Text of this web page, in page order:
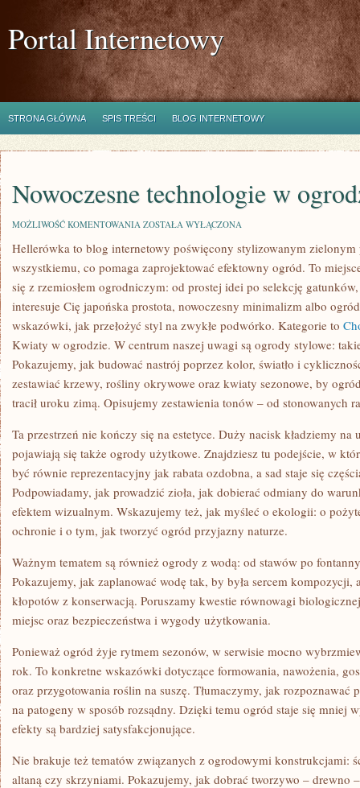
Portal Internetowy
STRONA GŁÓWNA SPIS TREŚCI BLOG INTERNETOWY
Nowoczesne technologie w
MOŻLIWOŚĆ KOMENTOWANIA NOWOCZESNE
W
OGRODZIE
ZOSTAŁA WYŁĄCZONA
Hellerówka to blog internetowy poświęcony stylizowanym zielonym
wszystkiemu, co pomaga zaprojektować efektowny ogród. To
się z rzemiosłem ogrodniczym: od prostej idei po selekcję
interesuje Cię japońska prostota, nowoczesny minimalizm albo
wskazówki, jak przełożyć styl na zwykłe podwórko. Kategorie to
Kwiaty w ogrodzie. W centrum naszej uwagi są ogrody stylowe:
Pokazujemy, jak budować nastrój poprzez kolor, światło i
zestawiać krzewy, rośliny okrywowe oraz kwiaty sezonowe, by
tracił uroku zimą. Opisujemy zestawienia tonów – od stonowanych
Ta przestrzeń nie kończy się na estetyce. Duży nacisk kładziemy
pojawiają się także ogrody użytkowe. Znajdziesz tu podejście, w
być równie reprezentacyjny jak rabata ozdobna, a sad staje się
Podpowiadamy, jak prowadzić zioła, jak dobierać odmiany do
efektem wizualnym. Wskazujemy też, jak myśleć o ekologii: o
ochronie i o tym, jak tworzyć ogród przyjazny naturze.
Ważnym tematem są również ogrody z wodą: od stawów po
Pokazujemy, jak zaplanować wodę tak, by była sercem kompozycji,
kłopotów z konserwacją. Poruszamy kwestie równowagi
miejsc oraz bezpieczeństwa i wygody użytkowania.
Ponieważ ogród żyje rytmem sezonów, w serwisie mocno
rok. To konkretne wskazówki dotyczące formowania, nawożenia,
oraz przygotowania roślin na suszę. Tłumaczymy, jak rozpoznawać
na patogeny w sposób rozsądny. Dzięki temu ogród staje się mniej
efekty są bardziej satysfakcjonujące.
Nie brakuje też tematów związanych z ogrodowymi konstrukcjami:
altaną czy skrzyniami. Pokazujemy, jak dobrać tworzywo – drewno